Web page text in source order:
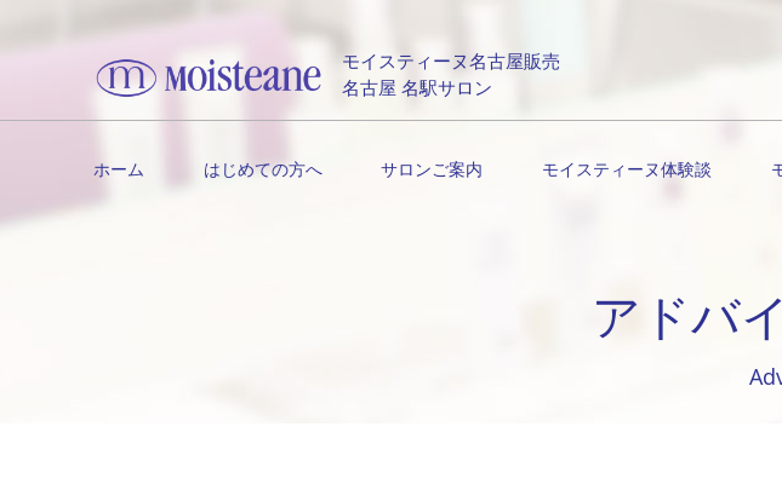
モイスティーヌ名古屋販売
名古屋 名駅サロン
ホーム はじめての方へ サロンご案内 モイスティーヌ体験談
アドバ